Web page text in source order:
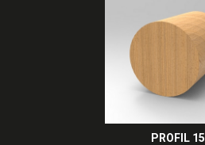
PROFIL 15